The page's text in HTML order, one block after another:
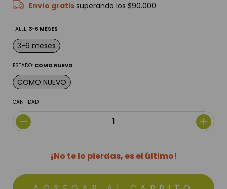
Envío gratissuperando los$90.000
TALLE: 3-6 MESES
3-6 meses
ESTADO: COMO NUEVO
COMO NUEVO
CANTIDAD
¡No te lo pierdas, es el último!